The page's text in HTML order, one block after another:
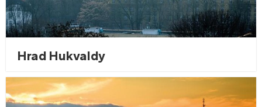
Hrad Hukvaldy